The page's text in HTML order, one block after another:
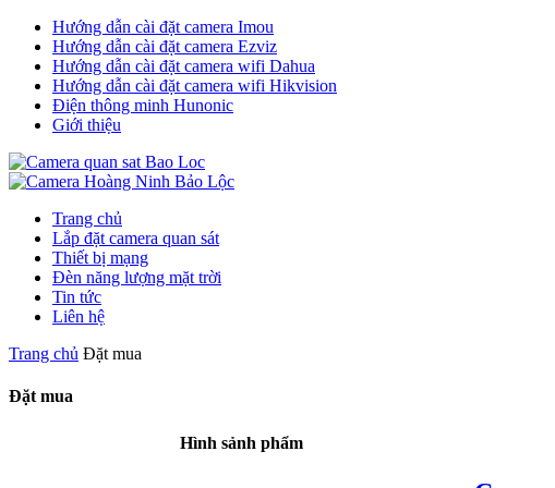
Hướng dẫn cài đặt camera Imou
Hướng dẫn cài đặt camera Ezviz
Hướng dẫn cài đặt camera wifi Dahua
Hướng dẫn cài đặt camera wifi Hikvision
Điện thông minh Hunonic
Giới thiệu
Trang chủ
Lắp đặt camera quan sát
Thiết bị mạng
Đèn năng lượng mặt trời
Tin tức
Liên hệ
Trang chủ Đặt mua
Đặt mua
Hình sảnh phẩm